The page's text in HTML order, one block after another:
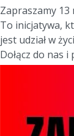
Zapraszamy 13
To inicjatywa,
jest udział w
Dołącz do nas